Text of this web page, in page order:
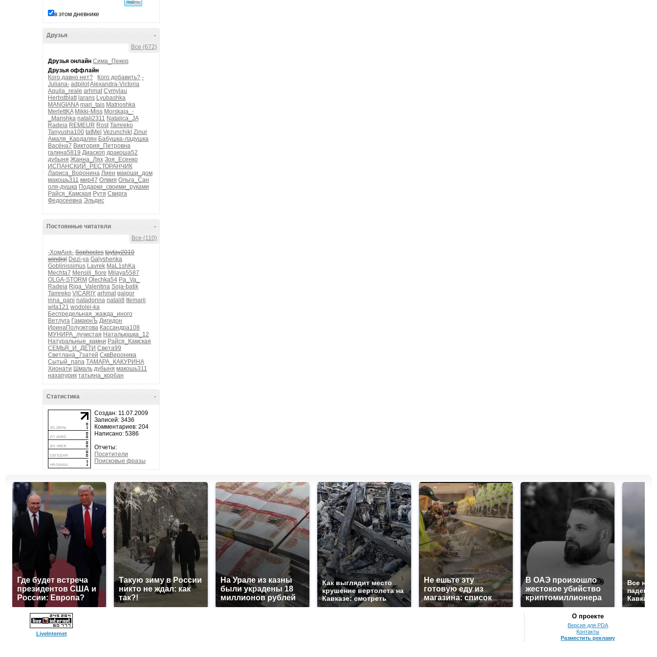
в этом дневнике
-
Друзья
Все (672)
Друзья онлайн Сима_Пекер
Друзья оффлайн
Кого давно нет?
Кого добавить? -
Juliana- adpilotAlexandra-Victoria
Aquila_reale arhmat Cymylau
Herbstblatt larans Lyubashka
MANGIANA mari_tais Matrioshka
MerlettKA Mikki-Miss Morskaja_-
_Marishka natali2311 Natalica_JA
Radeia REMEUR Rost Tamreko
Tanyusha100 tatMel VezunchikI Zinur
Амаля_Кардалян Бабушка-ладушка
Васёна7 Виктория_Петровна
галина5819 Диаскоп дракоша52
дубыня Жанна_Лях Зоя_Есенко
ИСПАНСКИЙ_РЕСТОРАНЧИК
Лариса_Воронина Лиен макоши_дом
макошь311 мир47 Олвия Ольга_Сан
оля-душка Подарки_своими_руками
Райся_Камская Рутя Свирга
Федосеевна Эльдис
-
Постоянные читатели
Все (110)
-ХомАня- Sophocles taytay2010
windigl Dezi-ya Galyshenka
Goblinissimus Lavrek MaL1shKa
Mechta7 Mensili_fiore Milaya5587
OLGA-STORM Olechka54 Pa_Va_
Radeia Riga_Valentina Soja-batik
Tamreko VICARIY arhmat galgor
inna_pani natadonna natali8 ttemarii
wita121 wodolei-ka
Беспредельная_жажда_иного
Ветлуга ГамаюнЪ Дигидон
ИринаПолуэктова Кассандра108
МУНИРА_лучистая Натальюшка_12
Натуральные_камни Райся_Камская
СЕМЬЯ_И_ДЕТИ Света99
Светлана_7затей СквВероника
Сытый_папа ТАМАРА_КАКУРИНА
Хионати Шмаль дубыня макошь311
нахапурик татьяна_корбан
-
Статистика
Создан: 11.07.2009
Записей: 3436
Комментариев: 204
Написано: 5386
Отчеты:
Посетители
Поисковые фразы
Где будет встреча
президентов США и
России: Европа?
Такую зиму в России
никто не ждал: как
так?!
На Урале из казны
были украдены 18
миллионов рублей
Как выглядит место
крушение вертолета на
Кавказе: смотреть
Не ешьте эту
готовую еду из
магазина: список
В ОАЭ произошло
жестокое убийство
криптомиллионера
Все
LiveInternet
О проекте
Версия для PDA
Контакты
Разместить рекламу